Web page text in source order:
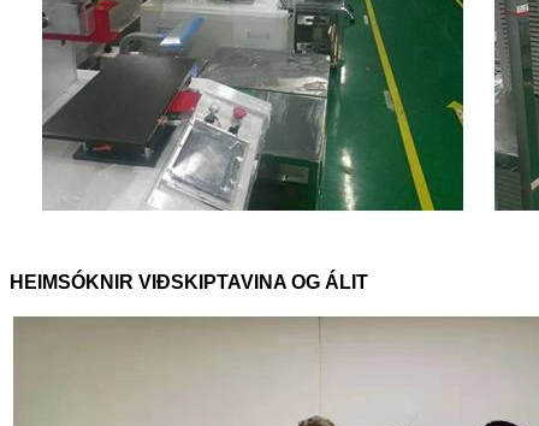
HEIMSÓKNIR VIÐSKIPTAVINA OG ÁLIT